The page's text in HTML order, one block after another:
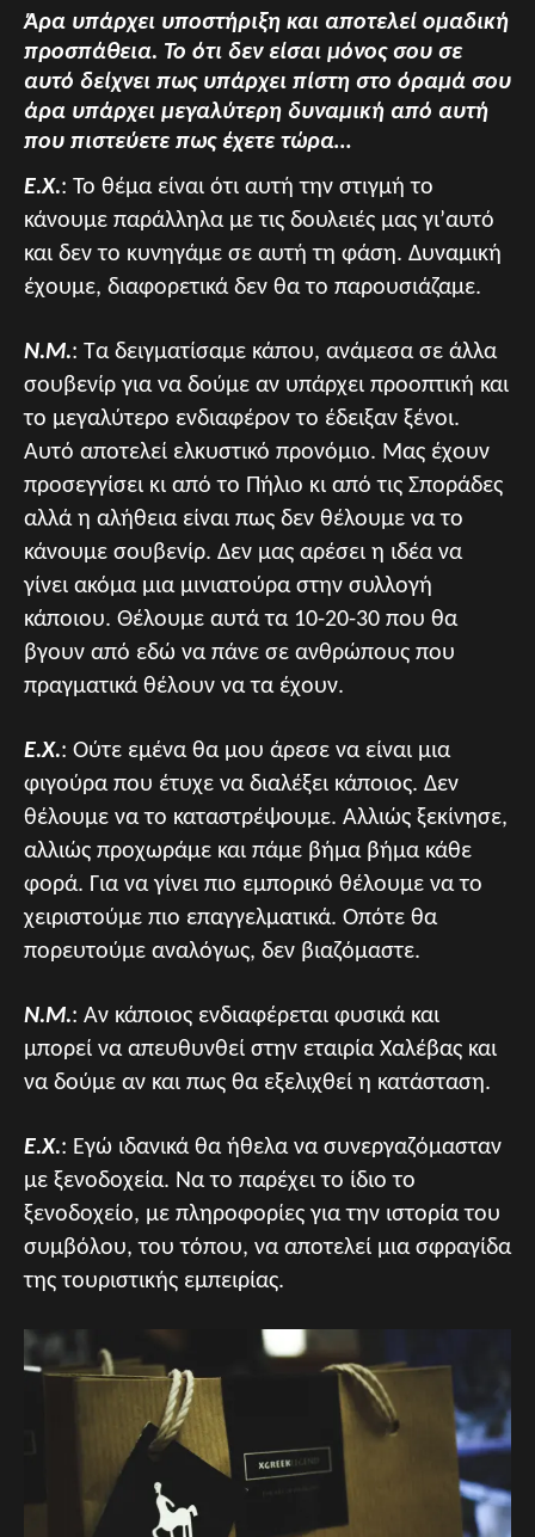
Άρα υπάρχει υποστήριξη και αποτελεί ομαδική
προσπάθεια. Το ότι δεν είσαι μόνος σου σε
αυτό δείχνει πως υπάρχει πίστη στο όραμά σου
άρα υπάρχει μεγαλύτερη δυναμική από αυτή
που πιστεύετε πως έχετε τώρα…
Ε.Χ.: Το θέμα είναι ότι αυτή την στιγμή το
κάνουμε παράλληλα με τις δουλειές μας γι’αυτό
και δεν το κυνηγάμε σε αυτή τη φάση. Δυναμική
έχουμε, διαφορετικά δεν θα το παρουσιάζαμε.
Ν.Μ.: Τα δειγματίσαμε κάπου, ανάμεσα σε άλλα
σουβενίρ για να δούμε αν υπάρχει προοπτική και
το μεγαλύτερο ενδιαφέρον το έδειξαν ξένοι.
Αυτό αποτελεί ελκυστικό προνόμιο. Μας έχουν
προσεγγίσει κι από το Πήλιο κι από τις Σποράδες
αλλά η αλήθεια είναι πως δεν θέλουμε να το
κάνουμε σουβενίρ. Δεν μας αρέσει η ιδέα να
γίνει ακόμα μια μινιατούρα στην συλλογή
κάποιου. Θέλουμε αυτά τα 10-20-30 που θα
βγουν από εδώ να πάνε σε ανθρώπους που
πραγματικά θέλουν να τα έχουν.
Ε.Χ.: Ούτε εμένα θα μου άρεσε να είναι μια
φιγούρα που έτυχε να διαλέξει κάποιος. Δεν
θέλουμε να το καταστρέψουμε. Αλλιώς ξεκίνησε,
αλλιώς προχωράμε και πάμε βήμα βήμα κάθε
φορά. Για να γίνει πιο εμπορικό θέλουμε να το
χειριστούμε πιο επαγγελματικά. Οπότε θα
πορευτούμε αναλόγως, δεν βιαζόμαστε.
Ν.Μ.: Αν κάποιος ενδιαφέρεται φυσικά και
μπορεί να απευθυνθεί στην εταιρία Χαλέβας και
να δούμε αν και πως θα εξελιχθεί η κατάσταση.
Ε.Χ.: Εγώ ιδανικά θα ήθελα να συνεργαζόμασταν
με ξενοδοχεία. Να το παρέχει το ίδιο το
ξενοδοχείο, με πληροφορίες για την ιστορία του
συμβόλου, του τόπου, να αποτελεί μια σφραγίδα
της τουριστικής εμπειρίας.